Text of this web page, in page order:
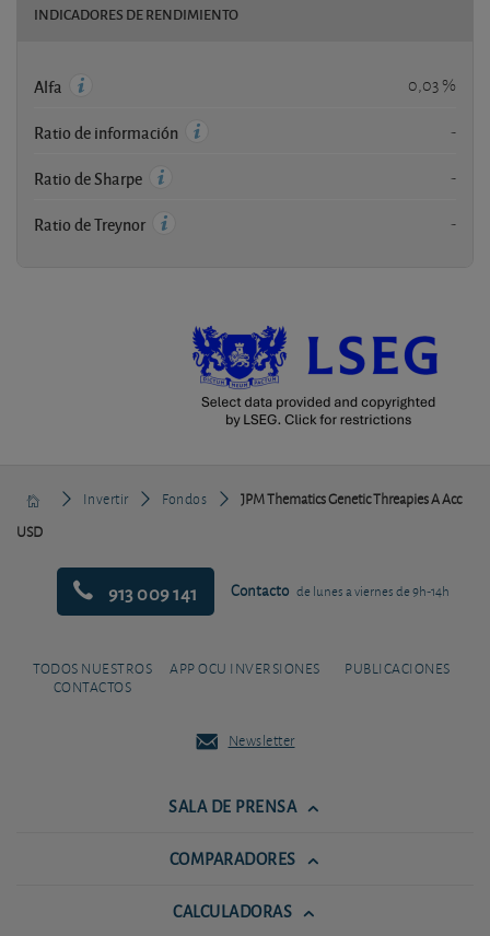
INDICADORES DE RENDIMIENTO
Alfa 0,03 %
Ratio de información -
Ratio de Sharpe -
Ratio de Treynor -
Invertir Fondos
JPM Thematics Genetic Threapies A Acc
USD
913 009 141 Contacto de lunes a viernes de 9h-14h
TODOS NUESTROS
CONTACTOS
APP OCU INVERSIONES PUBLICACIONES
Newsletter
SALA DE PRENSA
COMPARADORES
CALCULADORAS